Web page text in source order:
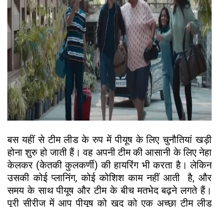
बस यहीं से टीम लीड के रुप में पीयूष के लिए चुनौतियां खड़ी
होना शुरु हो जाती हैं। वह अपनी टीम की आसानी के लिए नेहा
केलकर (केतकी कुलकर्णी) की हायरिंग भी करता है। लेकिन
उसकी कोई प्लानिंग, कोई कोशिश काम नहीं आती है, और
समय के साथ पीयूष और टीम के बीच मतभेद बढ़ने लगते हैं।
पूरी सीरीज में आप पीयूष को खुद को एक अच्छा टीम लीड